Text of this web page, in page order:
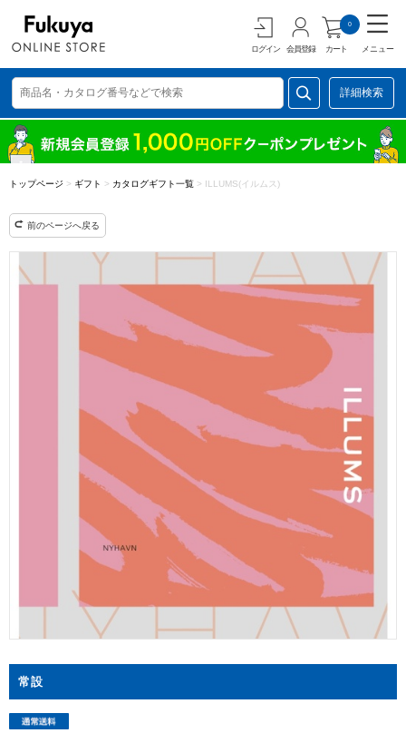
ログイン 会員登録 カート
0
メニュー
詳細検索
トップページ > ギフト > カタログギフト一覧 > ILLUMS(イルムス)
前のページへ戻る
常設